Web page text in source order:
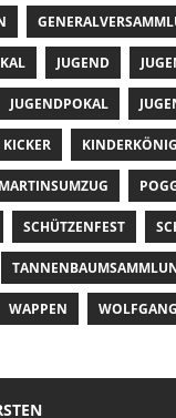
JUGEND
JUGENDPOKAL
KICKER KINDERKÖNIG
MARTINSUMZUG
SCHÜTZENFEST
WAPPEN